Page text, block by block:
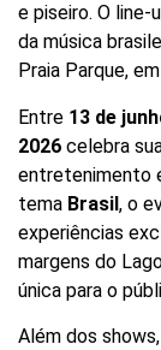
e piseiro. O
da música
Praia Parque,
Entre 13 de
2026 celebra
entretenimento
tema Brasil, o
experiências
margens do
única para o
Além dos